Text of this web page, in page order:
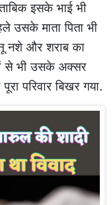
इसके भाई भी
उसके माता पिता भी
नशे और शराब का
से भी उसके अक्सर
परिवार बिखर गया.